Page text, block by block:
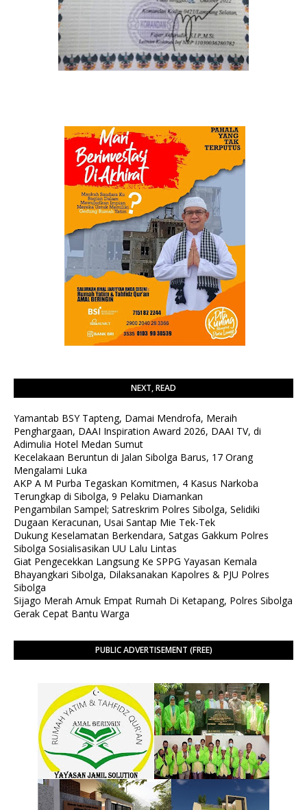
NEXT, READ
Yamantab BSY Tapteng, Damai Mendrofa, Meraih
Penghargaan, DAAI Inspiration Award 2026, DAAI TV, di
Adimulia Hotel Medan Sumut
Kecelakaan Beruntun di Jalan Sibolga Barus, 17 Orang
Mengalami Luka
AKP A M Purba Tegaskan Komitmen, 4 Kasus Narkoba
Terungkap di Sibolga, 9 Pelaku Diamankan
Pengambilan Sampel; Satreskrim Polres Sibolga, Selidiki
Dugaan Keracunan, Usai Santap Mie Tek-Tek
Dukung Keselamatan Berkendara, Satgas Gakkum Polres
Sibolga Sosialisasikan UU Lalu Lintas
Giat Pengecekkan Langsung Ke SPPG Yayasan Kemala
Bhayangkari Sibolga, Dilaksanakan Kapolres & PJU Polres
Sibolga
Sijago Merah Amuk Empat Rumah Di Ketapang, Polres Sibolga
Gerak Cepat Bantu Warga
PUBLIC ADVERTISEMENT (FREE)